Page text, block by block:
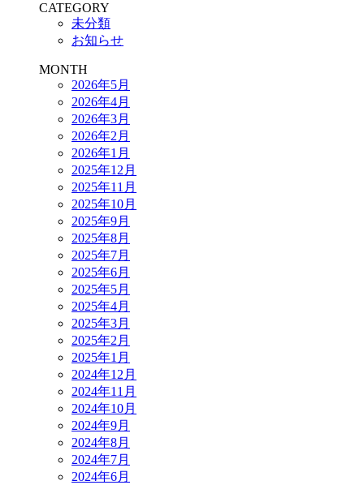
CATEGORY
未分類
お知らせ
MONTH
2026年5月
2026年4月
2026年3月
2026年2月
2026年1月
2025年12月
2025年11月
2025年10月
2025年9月
2025年8月
2025年7月
2025年6月
2025年5月
2025年4月
2025年3月
2025年2月
2025年1月
2024年12月
2024年11月
2024年10月
2024年9月
2024年8月
2024年7月
2024年6月